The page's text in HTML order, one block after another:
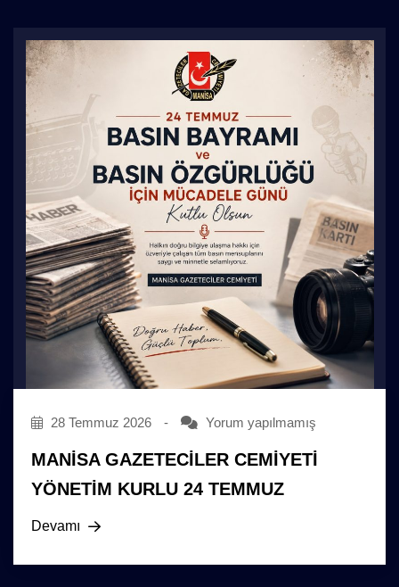
28 Temmuz 2026 - Yorum yapılmamış
MANİSA GAZETECİLER CEMİYETİ
YÖNETİM KURLU 24 TEMMUZ
Devamı